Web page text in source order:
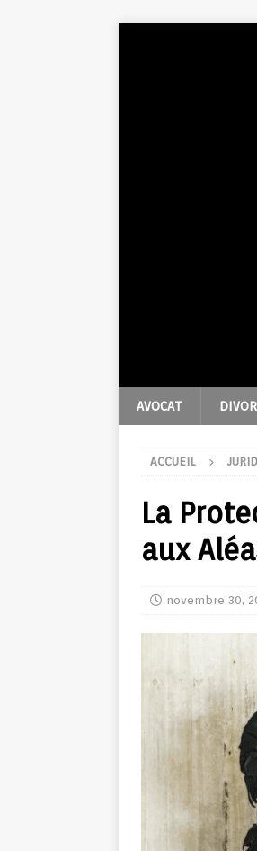
AVOCAT
ACCUEIL
La
aux
novembre 30,